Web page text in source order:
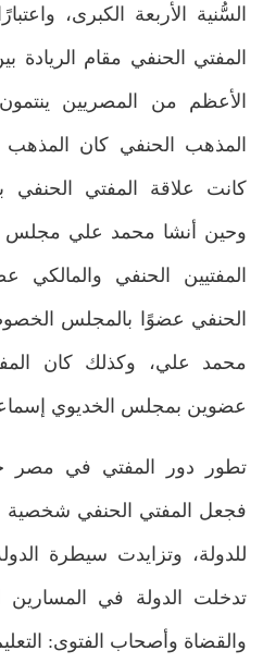
السُّنية الأربعة الكبرى،
المفتي الحنفي مقام الريادة
الأعظم من المصريين
المذهب الحنفي كان
كانت علاقة المفتي الحنفي
المفتيين الحنفي والمالكي
الحنفي عضوًا بالمجلس
محمد علي، وكذلك كان
عضوين بمجلس الخديوي إسماعيل (1863-
تطور دور المفتي في مصر
فجعل المفتي الحنفي شخصية
للدولة، وتزايدت سيطرة
تدخلت الدولة في المسارين
والقضاة وأصحاب الفتوى: